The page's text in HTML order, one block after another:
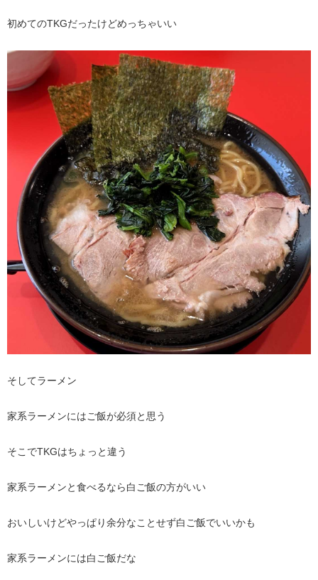
初めてのTKGだったけどめっちゃいい
そしてラーメン
家系ラーメンにはご飯が必須と思う
そこでTKGはちょっと違う
家系ラーメンと食べるなら白ご飯の方がいい
おいしいけどやっぱり余分なことせず白ご飯でいいかも
家系ラーメンには白ご飯だな